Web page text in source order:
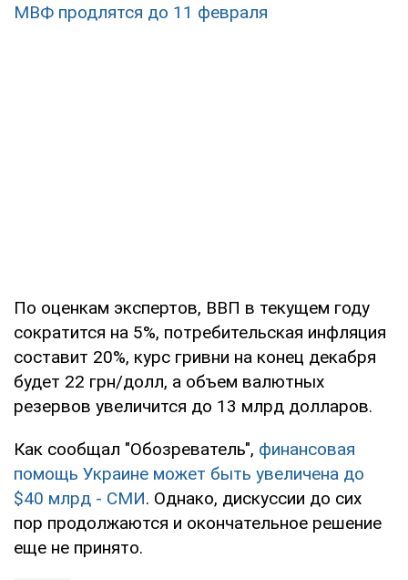
МВФ продлятся до 11 февраля
По оценкам экспертов, ВВП в текущем году
сократится на 5%, потребительская инфляция
составит 20%, курс гривни на конец декабря
будет 22 грн/долл, а объем валютных
резервов увеличится до 13 млрд долларов.
Как сообщал "Обозреватель", финансовая
помощь Украине может быть увеличена до
$40 млрд - СМИ. Однако, дискуссии до сих
пор продолжаются и окончательное решение
еще не принято.